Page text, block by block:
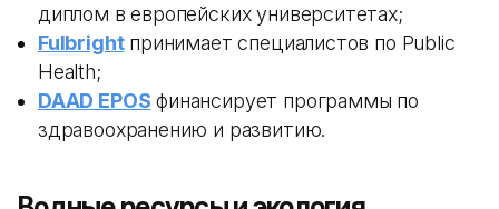
диплом в европейских университетах;
Fulbrightпринимает специалистов по Public
Health;
DAAD EPOS финансирует программы по
здравоохранению и развитию.